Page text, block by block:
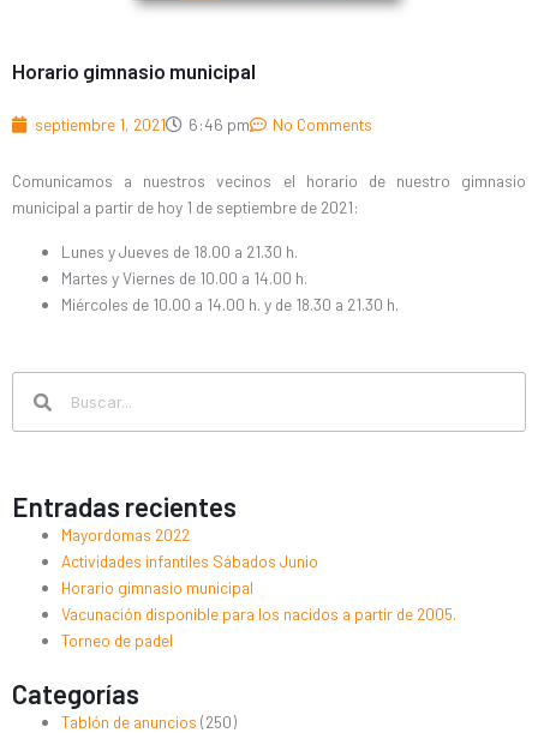
Horario gimnasio municipal
septiembre 1, 2021 6:46 pm No Comments
Comunicamos a nuestros vecinos el horario de nuestro gimnasio
municipal a partir de hoy 1 de septiembre de 2021:
Lunes y Jueves de 18.00 a 21.30 h.
Martes y Viernes de 10.00 a 14.00 h.
Miércoles de 10.00 a 14.00 h. y de 18.30 a 21.30 h.
Entradas recientes
Mayordomas 2022
Actividades infantiles Sábados Junio
Horario gimnasio municipal
Vacunación disponible para los nacidos a partir de 2005.
Torneo de padel
Categorías
Tablón de anuncios (250)